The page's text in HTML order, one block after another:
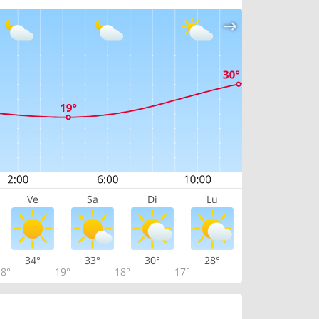
Ve Sa Di Lu
34°
19°
33°
18°
30°
17°
28°